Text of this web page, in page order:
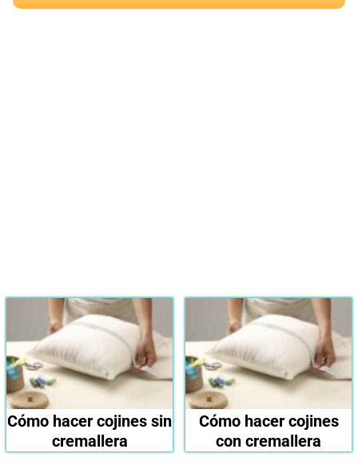
Cómo hacer cojines sin
cremallera
Cómo hacer cojines
con cremallera